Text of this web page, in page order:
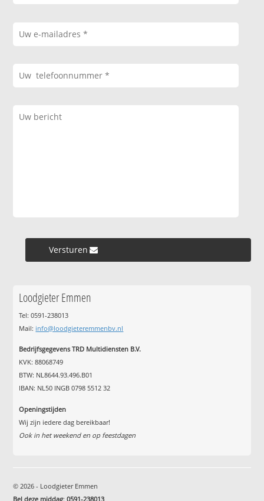
Versturen »
Loodgieter Emmen
Tel: 0591-238013
Mail: info@loodgieteremmenbv.nl
Bedrijfsgegevens TRD Multidiensten B.V.
KVK: 88068749
BTW: NL8644.93.496.B01
IBAN: NL50 INGB 0798 5512 32
Openingstijden
Wij zijn iedere dag bereikbaar!
Ook in het weekend en op feestdagen
© 2026 - Loodgieter Emmen
Bel deze middag:0591-238013